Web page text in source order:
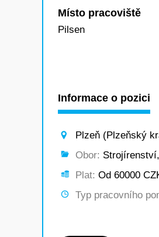
Místo pracoviště
Pilsen
Informace o pozici
Plzeň (Plzeňský
Obor:
Plat: Od 60000
Typ pracovního